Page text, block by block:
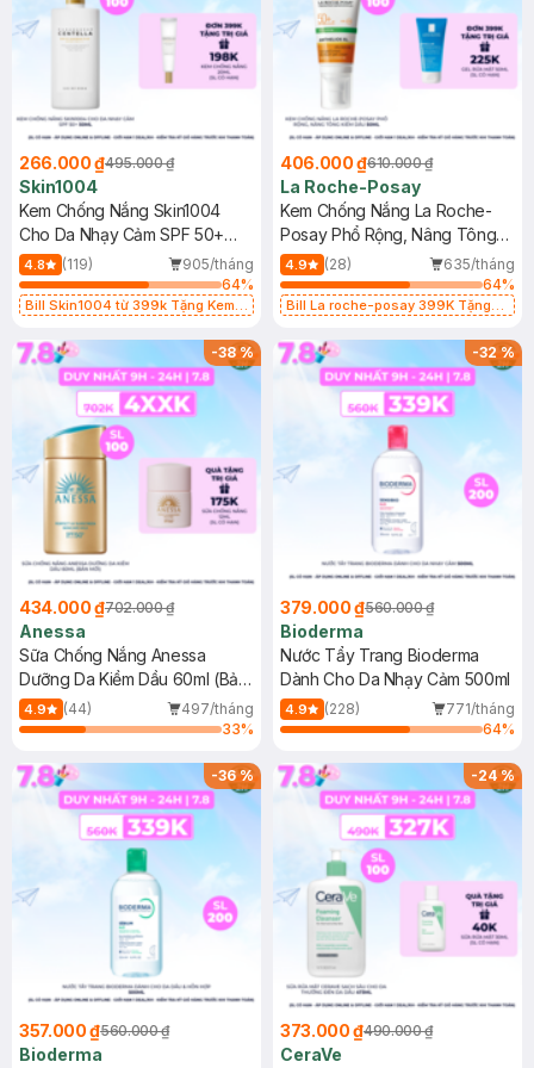
266.000 ₫495.000 ₫
Skin1004
Kem Chống Nắng Skin1004
Cho Da Nhạy Cảm SPF 50+
50ml
4.8 (119)
905/tháng
64%
Bill Skin1004 từ 399k Tặng Kem
SPF 50+ 20ml (SL Có Hạn)
406.000 ₫610.000 ₫
La Roche-Posay
Kem Chống Nắng La Roche-
Posay Phổ Rộng, Nâng Tông
Kiềm Dầu 50ml
4.9 (28)
635/tháng
64%
Bill La roche-posay 399K Tặng
(SL có hạn)
-38%
434.000 ₫702.000 ₫
Anessa
Sữa Chống Nắng Anessa
Dưỡng Da Kiềm Dầu 60ml (Bản
Mới)
4.9 (44)
497/tháng
33%
-32%
379.000 ₫560.000 ₫
Bioderma
Nước Tẩy Trang Bioderma
Dành Cho Da Nhạy Cảm 500ml
4.9 (228)
771/tháng
64%
-36%
357.000 ₫560.000 ₫
Bioderma
-24%
373.000 ₫490.000 ₫
CeraVe